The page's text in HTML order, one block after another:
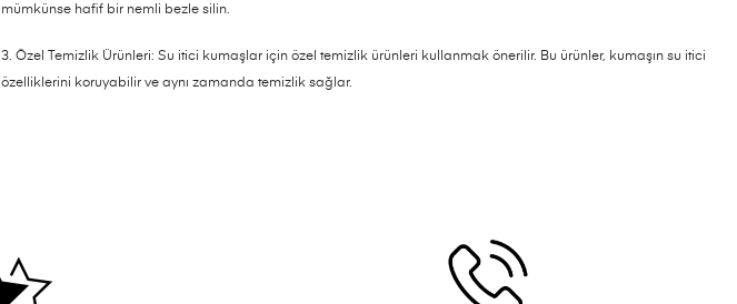
mümkünse hafif bir nemli bezle silin.
3. Özel Temizlik Ürünleri: Su itici kumaşlar için özel temizlik ürünleri kullanmak önerilir. Bu ürünler, kumaşın su itici
özelliklerini koruyabilir ve aynı zamanda temizlik sağlar.